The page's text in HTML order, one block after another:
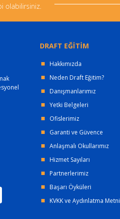
olabilirsiniz.
DRAFT EĞİTİM
Hakkımızda
Neden Draft Eğitim?
Danışmanlarımız
Yetki Belgeleri
Ofislerimiz
Garanti ve Güvence
Anlaşmalı Okullarımız
Hizmet Sayıları
Partnerlerimiz
Başarı Öyküleri
KVKK ve Aydınlatma Metni